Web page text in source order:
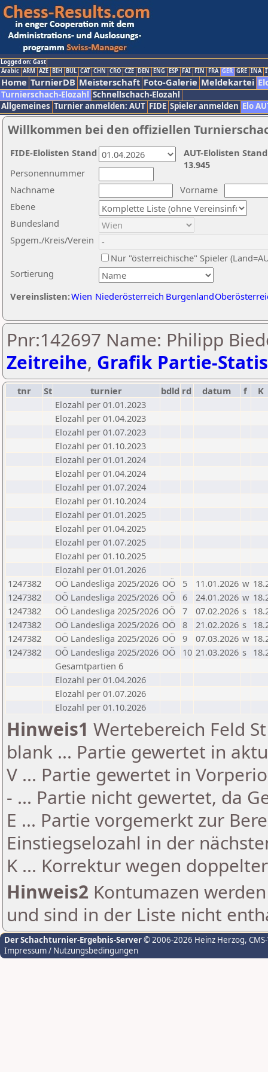
Logged on: Gast
Arabic ARM AZE BIH BUL CAT CHN CRO CZE DEN ENG ESP FAI FIN FRA GER GRE INA
Home TurnierDB Meisterschaft Foto-Galerie Meldekartei
Turnierschach-Elozahl Schnellschach-Elozahl
Allgemeines Turnier anmelden: AUT FIDE Spieler anmelden Elo
Willkommen bei den offiziellen
Nachname
Vorname
Ebene
Sortierung
Personennummer
Bundesland
Spgem./Kreis/Verein
Nur "österreichische" Spieler
Vereinslisten:Wien Niederösterreich Burgenland
AUT-Elolisten
13.945
FIDE-Elolisten Stand
Pnr:142697 Name: Philipp
Zeitreihe, Grafik Partie-
tnr St turnier bdld rd datum f
K
Elozahl per 01.01.2023
Elozahl per 01.04.2023
Elozahl per 01.07.2023
Elozahl per 01.10.2023
Elozahl per 01.01.2024
Elozahl per 01.04.2024
Elozahl per 01.07.2024
Elozahl per 01.10.2024
Elozahl per 01.01.2025
Elozahl per 01.04.2025
Elozahl per 01.07.2025
Elozahl per 01.10.2025
Elozahl per 01.01.2026
1247382
OÖ Landesliga 2025/2026 OÖ 5 11.01.2026 w
1247382
OÖ Landesliga 2025/2026 OÖ 6 24.01.2026 w
1247382
OÖ Landesliga 2025/2026 OÖ 7 07.02.2026 s
1247382
OÖ Landesliga 2025/2026 OÖ 8 21.02.2026 s
1247382
OÖ Landesliga 2025/2026 OÖ 9 07.03.2026 w
1247382
OÖ Landesliga 2025/2026 OÖ 10 21.03.2026 s
Gesamtpartien 6
Elozahl per 01.04.2026
Elozahl per 01.07.2026
Elozahl per 01.10.2026
Hinweis1 Wertebereich Feld
blank ... Partie gewertet in
V ... Partie gewertet in
- ... Partie nicht gewertet, da
E ... Partie vorgemerkt zur
Einstiegselozahl in der
K ... Korrektur wegen
Hinweis2 Kontumazen
und sind in der Liste nicht
Der Schachturnier-Ergebnis-Server© 2006-2026 Heinz Herzog,
Impressum / Nutzungsbedingungen